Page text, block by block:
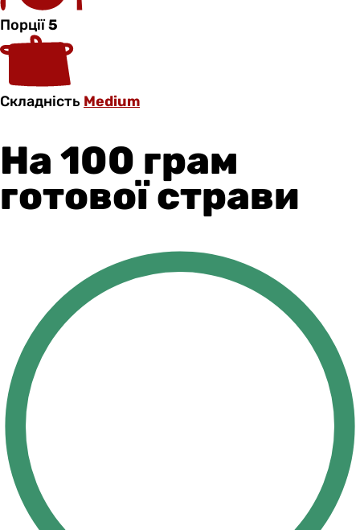
Порції5
Складність Medium
На 100 грам
готової страви